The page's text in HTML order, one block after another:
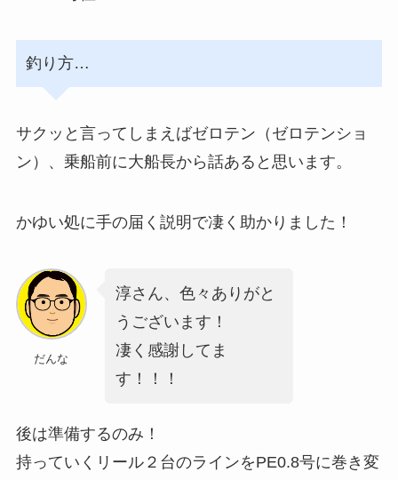
釣り方…
サクッと言ってしまえばゼロテン（ゼロテンショ
ン）、乗船前に大船長から話あると思います。
かゆい処に手の届く説明で凄く助かりました！
だんな
淳さん、色々ありがと
うございます！
凄く感謝してま
す！！！
後は準備するのみ！
持っていくリール２台のラインをPE0.8号に巻き変